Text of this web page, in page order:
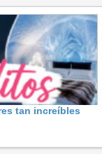
tan increíbles